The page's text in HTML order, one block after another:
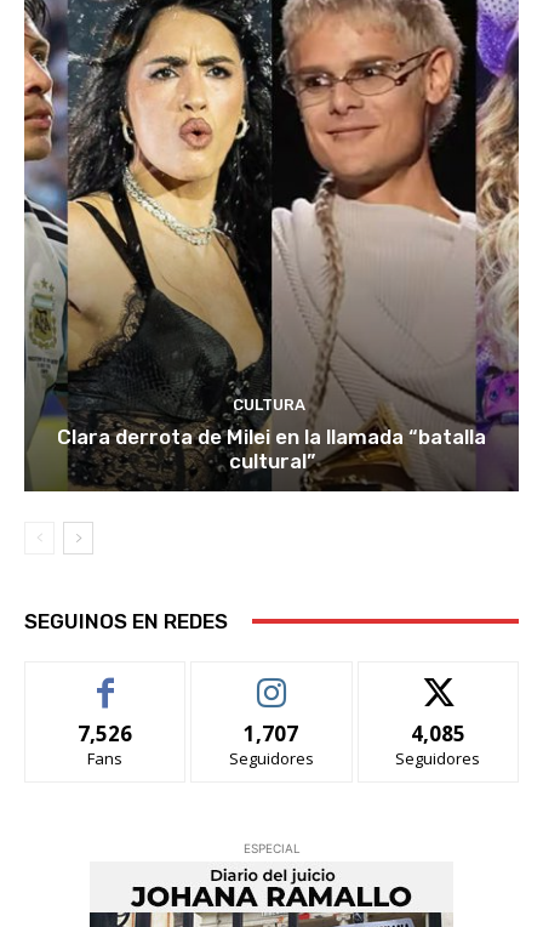
CULTURA
Clara derrota de Milei en la llamada “batalla
cultural”
SEGUINOS EN REDES
7,526
Fans
1,707
Seguidores
4,085
Seguidores
ESPECIAL